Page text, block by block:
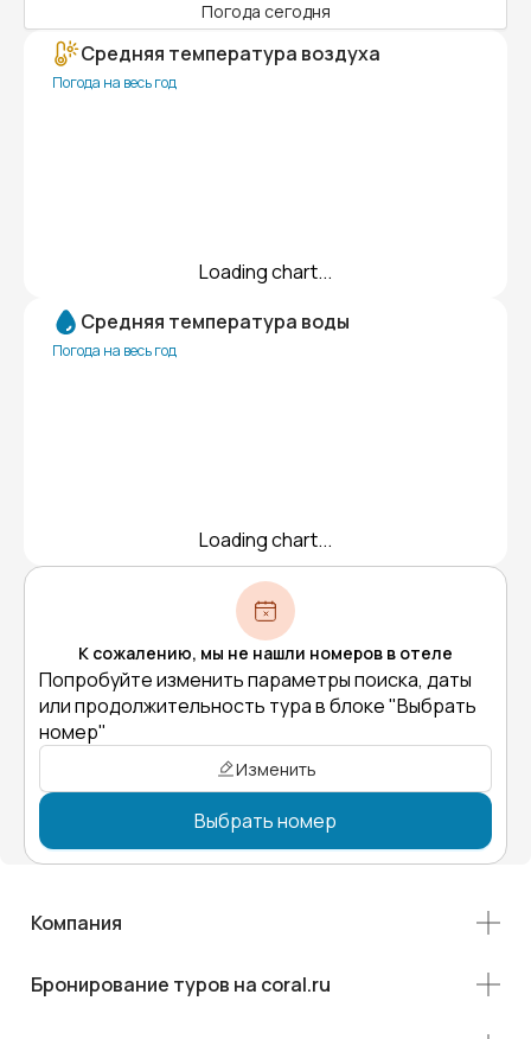
Погода сегодня
Средняя температура воздуха
Погода на весь год
Loading chart...
Средняя температура воды
Погода на весь год
Loading chart...
К сожалению, мы не нашли номеров в отеле
Попробуйте изменить параметры поиска, даты
или продолжительность тура в блоке "Выбрать
номер"
Изменить
Выбрать номер
Компания
Бронирование туров на coral.ru